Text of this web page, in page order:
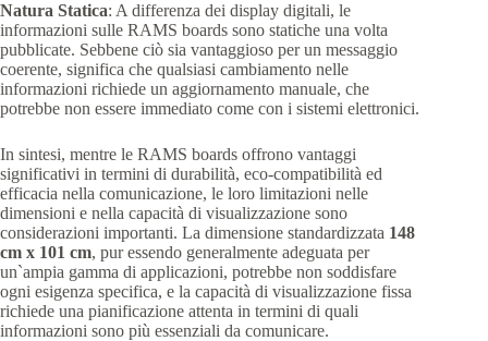
Natura Statica: A differenza dei display digitali, le
informazioni sulle RAMS boards sono statiche una volta
pubblicate. Sebbene ciò sia vantaggioso per un messaggio
coerente, significa che qualsiasi cambiamento nelle
informazioni richiede un aggiornamento manuale, che
potrebbe non essere immediato come con i sistemi elettronici.
In sintesi, mentre le RAMS boards offrono vantaggi
significativi in termini di durabilità, eco-compatibilità ed
efficacia nella comunicazione, le loro limitazioni nelle
dimensioni e nella capacità di visualizzazione sono
considerazioni importanti. La dimensione standardizzata 148
cm x 101 cm, pur essendo generalmente adeguata per
un`ampia gamma di applicazioni, potrebbe non soddisfare
ogni esigenza specifica, e la capacità di visualizzazione fissa
richiede una pianificazione attenta in termini di quali
informazioni sono più essenziali da comunicare.